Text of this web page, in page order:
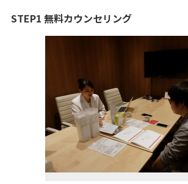
STEP1 無料カウンセリング